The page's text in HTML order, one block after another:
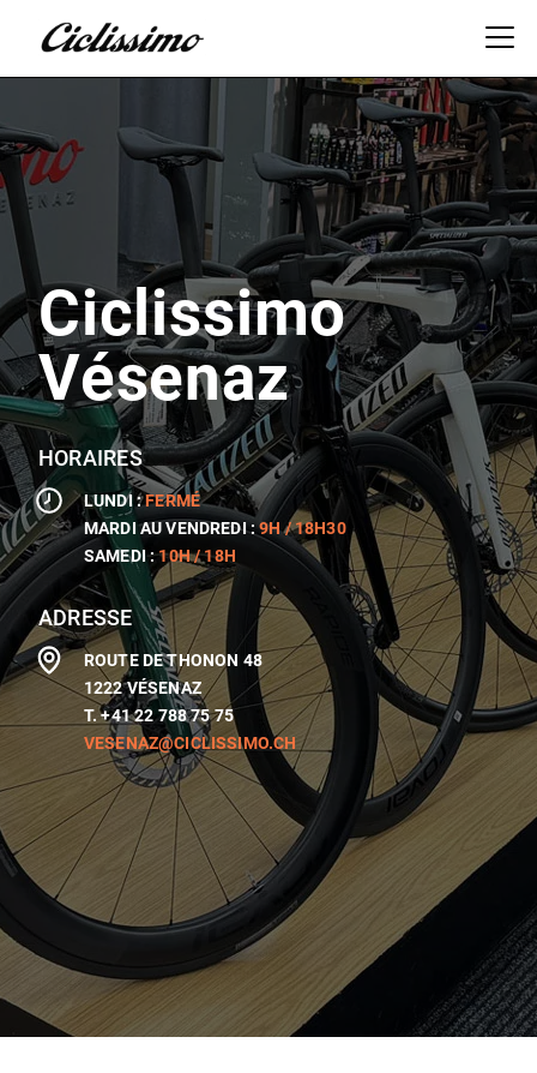
Ciclissimo
Vésenaz
HORAIRES
LUNDI :FERMÉ
MARDI AU VENDREDI :9H / 18H30
SAMEDI :10H / 18H
ADRESSE
ROUTE DE THONON 48
1222 VÉSENAZ
T. +41 22 788 75 75
VESENAZ@CICLISSIMO.CH